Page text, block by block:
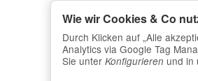
Wie wir Cookies & Co
Durch Klicken auf „Alle
Analytics via Google Tag
Sie unter Konfigurieren und in